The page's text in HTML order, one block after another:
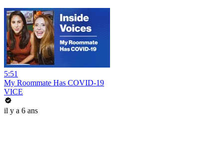
5:51
My Roommate Has COVID-19
VICE
il y a 6 ans